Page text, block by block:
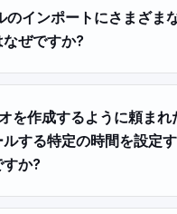
のインポートにさまざま
ぜですか?
を作成するように頼まれ
する特定の時間を設定
か?